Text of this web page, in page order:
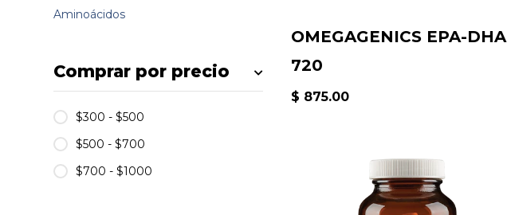
Aminoácidos
Comprar por precio
$300 - $500
$500 - $700
$700 - $1000
OMEGAGENICS EPA-DHA
720
$ 875.00